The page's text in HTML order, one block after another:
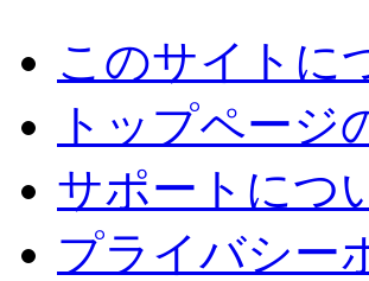
このサイトに
トップページ
サポートにつ
プライバシー